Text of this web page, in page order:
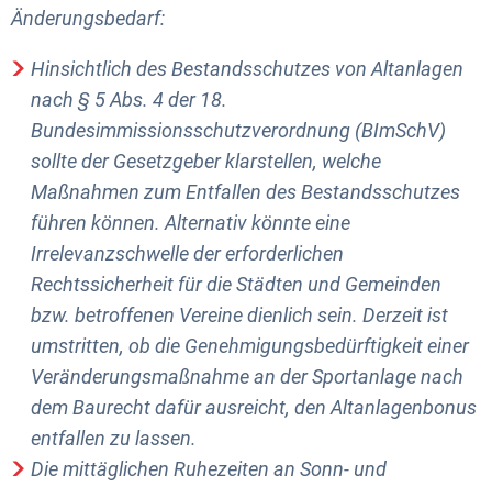
Änderungsbedarf:
Hinsichtlich des Bestandsschutzes von Altanlagen
nach § 5 Abs. 4 der 18.
Bundesimmissionsschutzverordnung (BImSchV)
sollte der Gesetzgeber klarstellen, welche
Maßnahmen zum Entfallen des Bestandsschutzes
führen können. Alternativ könnte eine
Irrelevanzschwelle der erforderlichen
Rechtssicherheit für die Städten und Gemeinden
bzw. betroffenen Vereine dienlich sein. Derzeit ist
umstritten, ob die Genehmigungsbedürftigkeit einer
Veränderungsmaßnahme an der Sportanlage nach
dem Baurecht dafür ausreicht, den Altanlagenbonus
entfallen zu lassen.
Die mittäglichen Ruhezeiten an Sonn- und